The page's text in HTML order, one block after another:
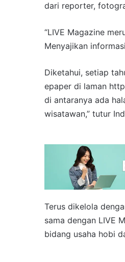
dari reporter,
“LIVE Magazine
Menyajikan
Diketahui, setiap
epaper di laman
di antaranya ada
wisatawan,” tutur
Terus dikelola
sama dengan LIVE
bidang usaha hobi